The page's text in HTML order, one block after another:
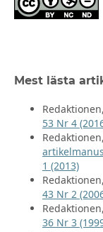
Mest lästa
Redaktionen,
53 Nr 4
Redaktionen,
1 (2013)
Redaktionen,
43 Nr 2
Redaktionen,
36 Nr 3